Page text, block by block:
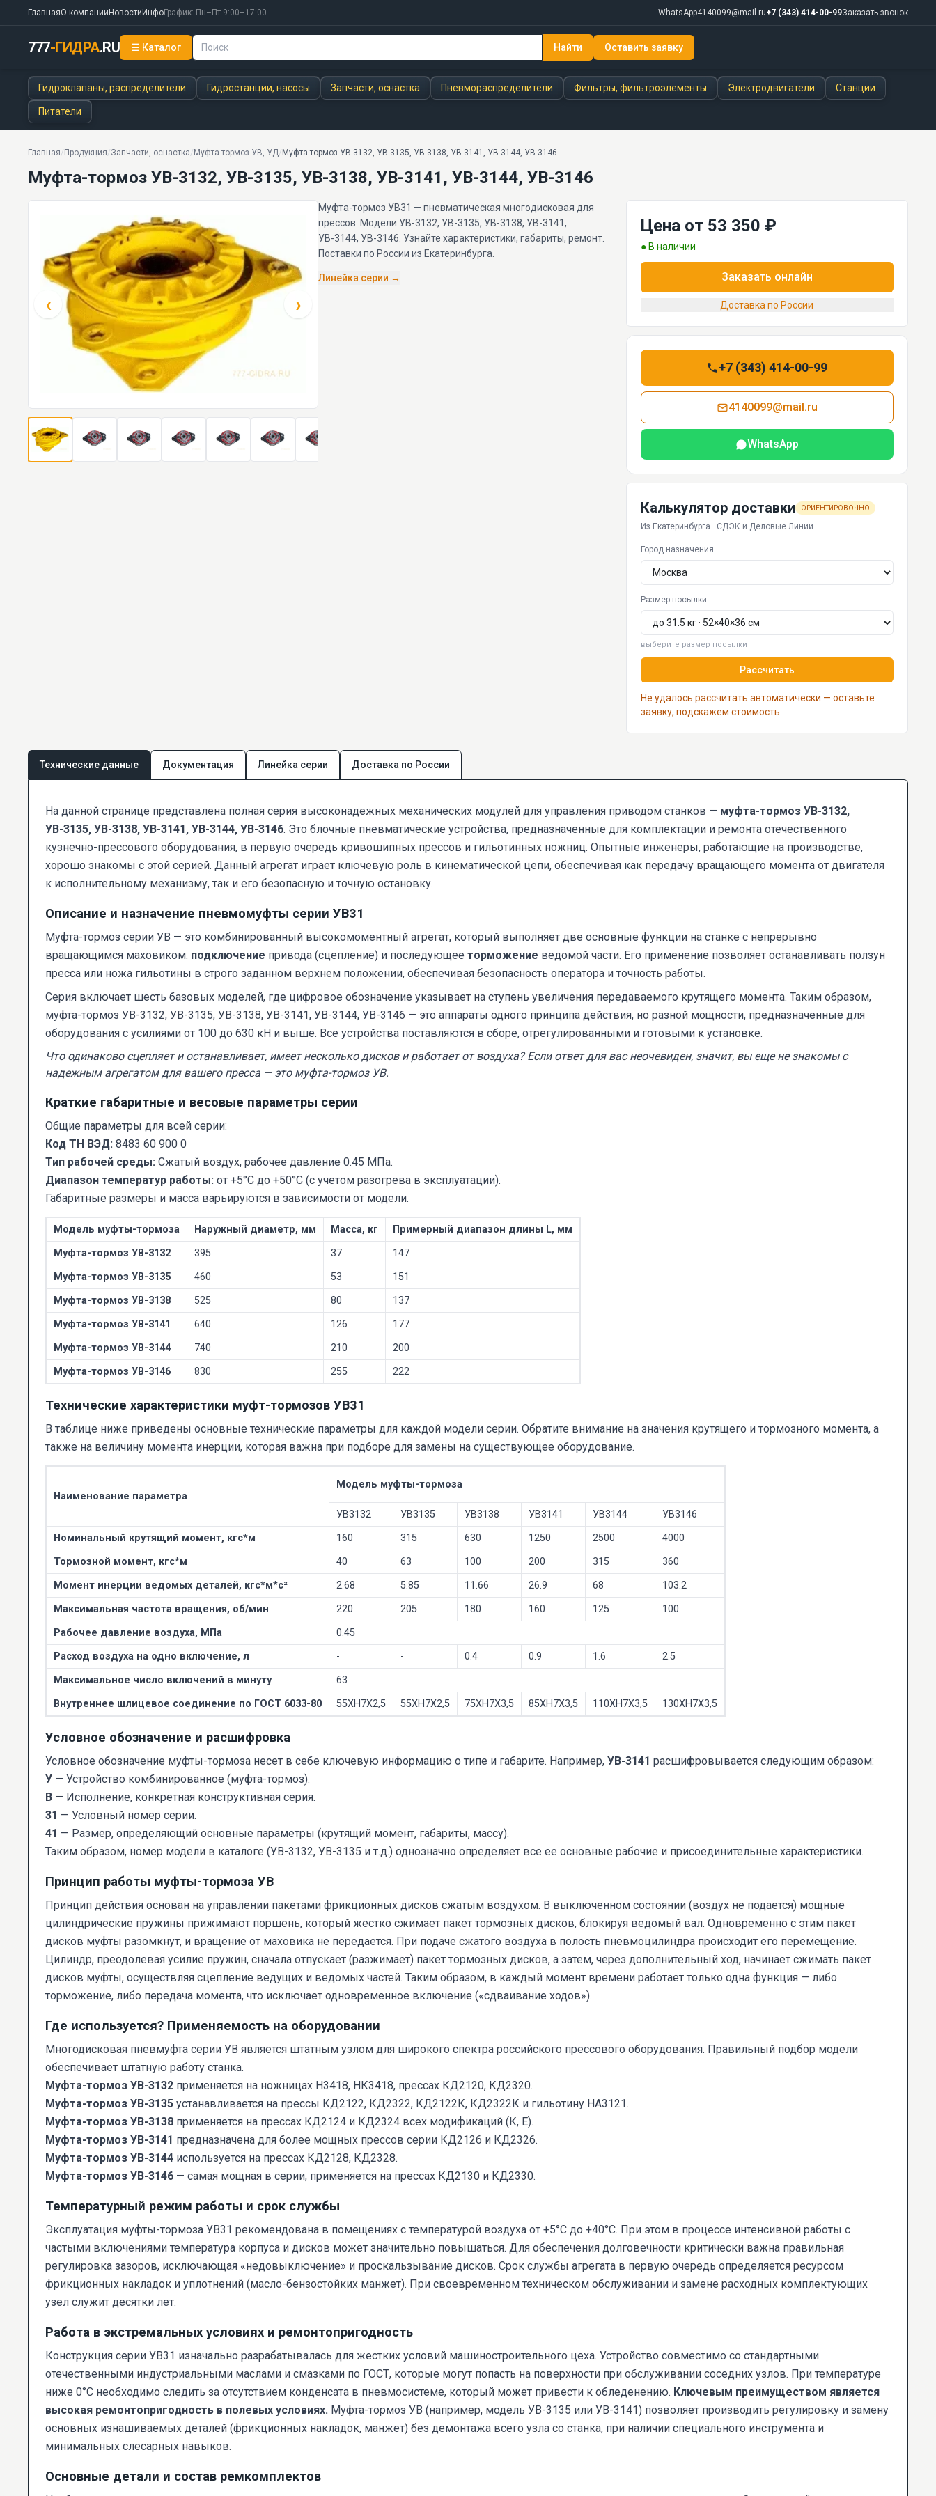
ГлавнаяО компании Новости ИнфоГрафик: Пн–Пт 9:00–17:00 WhatsApp4140099@mail.ru+7 (343) 414-00-99Заказать звонок
777-ГИДРА.RU ☰ Каталог Найти Оставить заявку
Гидроклапаны, распределители Гидростанции, насосы Запчасти, оснастка Пневмораспределители Фильтры, фильтроэлементы Электродвигатели Станции
Питатели
Главная/ Продукция/Запчасти, оснастка/ Муфта-тормоз УВ, УД/ Муфта-тормоз УВ-3132, УВ-3135, УВ-3138, УВ-3141, УВ-3144, УВ-3146
Муфта-тормоз УВ-3132, УВ-3135, УВ-3138, УВ-3141, УВ-3144, УВ-3146
Муфта-тормоз УВ-3132, УВ-3135, УВ-3138, УВ-3141, УВ-3144, УВ-3146
‹ ›
Муфта-тормоз УВ31 — пневматическая многодисковая для
прессов. Модели УВ-3132, УВ-3135, УВ-3138, УВ-3141,
УВ-3144, УВ-3146. Узнайте характеристики, габариты, ремонт.
Поставки по России из Екатеринбурга.
Линейка серии →
Цена от 53 350 ₽
● В наличии
Заказать онлайн
Доставка по России
+7 (343) 414-00-99
4140099@mail.ru
WhatsApp
Калькулятор доставки ОРИЕНТИРОВОЧНО
Из Екатеринбурга · СДЭК и Деловые Линии.
Город назначения
Размер посылки
выберите размер посылки
Рассчитать
Не удалось рассчитать автоматически — оставьте
заявку, подскажем стоимость.
Технические данные Документация Линейка серии Доставка по России
На данной странице представлена полная серия высоконадежных механических модулей для управления приводом станков — муфта-тормоз УВ-3132,
УВ-3135, УВ-3138, УВ-3141, УВ-3144, УВ-3146. Это блочные пневматические устройства, предназначенные для комплектации и ремонта отечественного
кузнечно-прессового оборудования, в первую очередь кривошипных прессов и гильотинных ножниц. Опытные инженеры, работающие на производстве,
хорошо знакомы с этой серией. Данный агрегат играет ключевую роль в кинематической цепи, обеспечивая как передачу вращающего момента от двигателя
к исполнительному механизму, так и его безопасную и точную остановку.
Описание и назначение пневмомуфты серии УВ31
Муфта-тормоз серии УВ — это комбинированный высокомоментный агрегат, который выполняет две основные функции на станке с непрерывно
вращающимся маховиком: подключение привода (сцепление) и последующее торможение ведомой части. Его применение позволяет останавливать ползун
пресса или ножа гильотины в строго заданном верхнем положении, обеспечивая безопасность оператора и точность работы.
Серия включает шесть базовых моделей, где цифровое обозначение указывает на ступень увеличения передаваемого крутящего момента. Таким образом,
муфта-тормоз УВ-3132, УВ-3135, УВ-3138, УВ-3141, УВ-3144, УВ-3146 — это аппараты одного принципа действия, но разной мощности, предназначенные для
оборудования с усилиями от 100 до 630 кН и выше. Все устройства поставляются в сборе, отрегулированными и готовыми к установке.
Что одинаково сцепляет и останавливает, имеет несколько дисков и работает от воздуха? Если ответ для вас неочевиден, значит, вы еще не знакомы с
надежным агрегатом для вашего пресса — это муфта-тормоз УВ.
Краткие габаритные и весовые параметры серии
Общие параметры для всей серии:
Код ТН ВЭД: 8483 60 900 0
Тип рабочей среды: Сжатый воздух, рабочее давление 0.45 МПа.
Диапазон температур работы: от +5°C до +50°C (с учетом разогрева в эксплуатации).
Габаритные размеры и масса варьируются в зависимости от модели.
Модель муфты-тормоза Наружный диаметр, мм Масса, кг
Примерный диапазон длины L, мм
Муфта-тормоз УВ-3132
395 37
147
Муфта-тормоз УВ-3135
460 53
151
Муфта-тормоз УВ-3138
525 80
137
Муфта-тормоз УВ-3141
640 126
177
Муфта-тормоз УВ-3144
740 210
200
Муфта-тормоз УВ-3146
830 255 222
Технические характеристики муфт-тормозов УВ31
В таблице ниже приведены основные технические параметры для каждой модели серии. Обратите внимание на значения крутящего и тормозного момента, а
также на величину момента инерции, которая важна при подборе для замены на существующее оборудование.
Наименование параметра
Модель муфты-тормоза
УВ3132 УВ3135 УВ3138 УВ3141 УВ3144
УВ3146
Номинальный крутящий момент, кгс*м
160 315 630 1250 2500
4000
Тормозной момент, кгс*м
40 63 100 200 315
360
Момент инерции ведомых деталей, кгс*м*с²
2.68 5.85 11.66 26.9 68
103.2
Максимальная частота вращения, об/мин
220 205 180 160 125
100
Рабочее давление воздуха, МПа
0.45
Расход воздуха на одно включение, л
- - 0.4 0.9 1.6
2.5
Максимальное число включений в минуту
63
Внутреннее шлицевое соединение по ГОСТ 6033-80
55ХН7Х2,5 55ХН7Х2,5 75ХН7Х3,5 85ХН7Х3,5 110ХН7Х3,5 130ХН7Х3,5
Условное обозначение и расшифровка
Условное обозначение муфты-тормоза несет в себе ключевую информацию о типе и габарите. Например, УВ-3141 расшифровывается следующим образом:
У — Устройство комбинированное (муфта-тормоз).
В — Исполнение, конкретная конструктивная серия.
31 — Условный номер серии.
41 — Размер, определяющий основные параметры (крутящий момент, габариты, массу).
Таким образом, номер модели в каталоге (УВ-3132, УВ-3135 и т.д.) однозначно определяет все ее основные рабочие и присоединительные характеристики.
Принцип работы муфты-тормоза УВ
Принцип действия основан на управлении пакетами фрикционных дисков сжатым воздухом. В выключенном состоянии (воздух не подается) мощные
цилиндрические пружины прижимают поршень, который жестко сжимает пакет тормозных дисков, блокируя ведомый вал. Одновременно с этим пакет
дисков муфты разомкнут, и вращение от маховика не передается. При подаче сжатого воздуха в полость пневмоцилиндра происходит его перемещение.
Цилиндр, преодолевая усилие пружин, сначала отпускает (разжимает) пакет тормозных дисков, а затем, через дополнительный ход, начинает сжимать пакет
дисков муфты, осуществляя сцепление ведущих и ведомых частей. Таким образом, в каждый момент времени работает только одна функция — либо
торможение, либо передача момента, что исключает одновременное включение («сдваивание ходов»).
Где используется? Применяемость на оборудовании
Многодисковая пневмуфта серии УВ является штатным узлом для широкого спектра российского прессового оборудования. Правильный подбор модели
обеспечивает штатную работу станка.
Муфта-тормоз УВ-3132 применяется на ножницах Н3418, НК3418, прессах КД2120, КД2320.
Муфта-тормоз УВ-3135 устанавливается на прессы КД2122, КД2322, КД2122К, КД2322К и гильотину НА3121.
Муфта-тормоз УВ-3138 применяется на прессах КД2124 и КД2324 всех модификаций (К, Е).
Муфта-тормоз УВ-3141 предназначена для более мощных прессов серии КД2126 и КД2326.
Муфта-тормоз УВ-3144 используется на прессах КД2128, КД2328.
Муфта-тормоз УВ-3146 — самая мощная в серии, применяется на прессах КД2130 и КД2330.
Температурный режим работы и срок службы
Эксплуатация муфты-тормоза УВ31 рекомендована в помещениях с температурой воздуха от +5°C до +40°С. При этом в процессе интенсивной работы с
частыми включениями температура корпуса и дисков может значительно повышаться. Для обеспечения долговечности критически важна правильная
регулировка зазоров, исключающая «недовыключение» и проскальзывание дисков. Срок службы агрегата в первую очередь определяется ресурсом
фрикционных накладок и уплотнений (масло-бензостойких манжет). При своевременном техническом обслуживании и замене расходных комплектующих
узел служит десятки лет.
Работа в экстремальных условиях и ремонтопригодность
Конструкция серии УВ31 изначально разрабатывалась для жестких условий машиностроительного цеха. Устройство совместимо со стандартными
отечественными индустриальными маслами и смазками по ГОСТ, которые могут попасть на поверхности при обслуживании соседних узлов. При температуре
ниже 0°C необходимо следить за отсутствием конденсата в пневмосистеме, который может привести к обледенению. Ключевым преимуществом является
высокая ремонтопригодность в полевых условиях. Муфта-тормоз УВ (например, модель УВ-3135 или УВ-3141) позволяет производить регулировку и замену
основных изнашиваемых деталей (фрикционных накладок, манжет) без демонтажа всего узла со станка, при наличии специального инструмента и
минимальных слесарных навыков.
Основные детали и состав ремкомплектов